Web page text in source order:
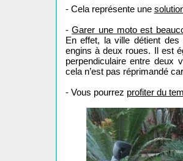
- Cela représente une
-Garer une moto est
En effet, la ville détient
engins à deux roues. Il est
perpendiculaire entre deux
cela n’est pas réprimandé
- Vous pourrez profiter du